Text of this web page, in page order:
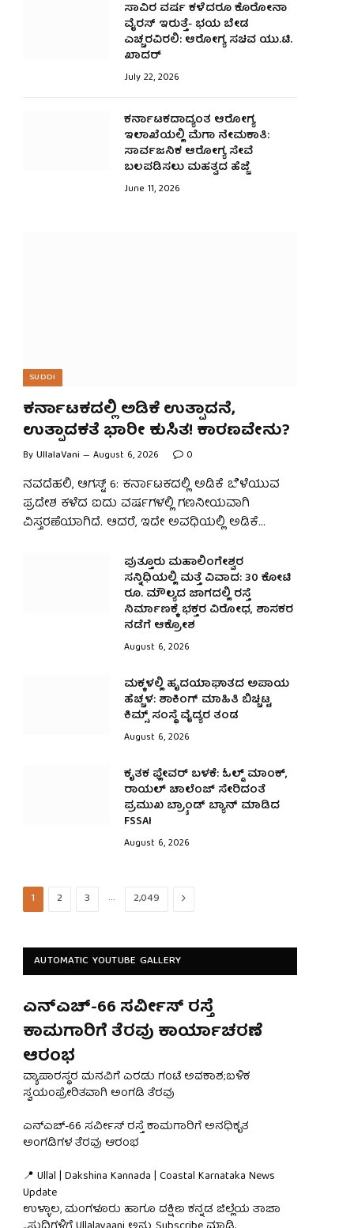
ಸಾವಿರ ವರ್ಷ ಕಳೆದರೂ ಕೊರೋನಾ
ವೈರಸ್ ಇರುತ್ತೆ- ಭಯ ಬೇಡ
ಎಚ್ಚರವಿರಲಿ: ಆರೋಗ್ಯ ಸಚಿವ ಯು.ಟಿ.
ಖಾದರ್
July 22, 2026
ಕರ್ನಾಟಕದಾದ್ಯಂತ ಆರೋಗ್ಯ
ಇಲಾಖೆಯಲ್ಲಿ ಮೆಗಾ ನೇಮಕಾತಿ:
ಸಾರ್ವಜನಿಕ ಆರೋಗ್ಯ ಸೇವೆ
ಬಲಪಡಿಸಲು ಮಹತ್ವದ ಹೆಜ್ಜೆ
June 11, 2026
SUDDI
ಕರ್ನಾಟಕದಲ್ಲಿ ಅಡಿಕೆ ಉತ್ಪಾದನೆ,
ಉತ್ಪಾದಕತೆ ಭಾರೀ ಕುಸಿತ! ಕಾರಣವೇನು?
ByUllalaVani August 6, 2026 0
ನವದೆಹಲಿ, ಆಗಸ್ಟ್ 6: ಕರ್ನಾಟಕದಲ್ಲಿ ಅಡಿಕೆ ಬೆಳೆಯುವ
ಪ್ರದೇಶ ಕಳೆದ ಐದು ವರ್ಷಗಳಲ್ಲಿ ಗಣನೀಯವಾಗಿ
ವಿಸ್ತರಣೆಯಾಗಿದೆ. ಆದರೆ, ಇದೇ ಅವಧಿಯಲ್ಲಿ ಅಡಿಕೆ…
ಪುತ್ತೂರು ಮಹಾಲಿಂಗೇಶ್ವರ
ಸನ್ನಿಧಿಯಲ್ಲಿ ಮತ್ತೆ ವಿವಾದ: 30 ಕೋಟಿ
ರೂ. ಮೌಲ್ಯದ ಜಾಗದಲ್ಲಿ ರಸ್ತೆ
ನಿರ್ಮಾಣಕ್ಕೆ ಭಕ್ತರ ವಿರೋಧ, ಶಾಸಕರ
ನಡೆಗೆ ಆಕ್ರೋಶ
August 6, 2026
ಮಕ್ಕಳಲ್ಲಿ ಹೃದಯಾಘಾತದ ಅಪಾಯ
ಹೆಚ್ಚಳ: ಶಾಕಿಂಗ್​​ ಮಾಹಿತಿ ಬಿಚ್ಚಿಟ್ಟ
ಕಿಮ್ಸ್ ಸಂಸ್ಥೆ ವೈದ್ಯರ ತಂಡ
August 6, 2026
ಕೃತಕ ಫ್ಲೇವರ್ ಬಳಕೆ: ಓಲ್ಡ್ ಮಾಂಕ್,
ರಾಯಲ್ ಚಾಲೆಂಜ್ ಸೇರಿದಂತೆ
ಪ್ರಮುಖ ಬ್ರ‍್ಯಾಂಡ್ ಬ್ಯಾನ್ ಮಾಡಿದ
FSSAI
August 6, 2026
1 2 3 … 2,049 Next
AUTOMATIC YOUTUBE GALLERY
ಎನ್‌ಎಚ್-66 ಸರ್ವೀಸ್ ರಸ್ತೆ
ಕಾಮಗಾರಿಗೆ ತೆರವು ಕಾರ್ಯಾಚರಣೆ
ಆರಂಭ
ವ್ಯಾಪಾರಸ್ಥರ ಮನವಿಗೆ ಎರಡು ಗಂಟೆ ಅವಕಾಶ;ಬಳಿಕ
ಸ್ವಯಂಪ್ರೇರಿತವಾಗಿ ಅಂಗಡಿ ತೆರವು
ಎನ್‌ಎಚ್-66 ಸರ್ವೀಸ್ ರಸ್ತೆ ಕಾಮಗಾರಿಗೆ ಅನಧಿಕೃತ
ಅಂಗಡಿಗಳ ತೆರವು ಆರಂಭ
📍 Ullal | Dakshina Kannada | Coastal Karnataka News
Update
ಉಳ್ಳಾಲ, ಮಂಗಳೂರು ಹಾಗೂ ದಕ್ಷಿಣ ಕನ್ನಡ ಜಿಲ್ಲೆಯ ತಾಜಾ